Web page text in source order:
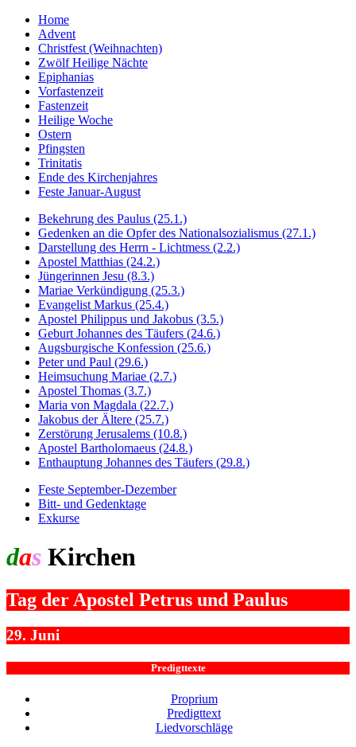
Home
Advent
Christfest (Weihnachten)
Zwölf Heilige Nächte
Epiphanias
Vorfastenzeit
Fastenzeit
Heilige Woche
Ostern
Pfingsten
Trinitatis
Ende des Kirchenjahres
Feste Januar-August
Bekehrung des Paulus (25.1.)
Gedenken an die Opfer des Nationalsozialismus (27.1.)
Darstellung des Herrn - Lichtmess (2.2.)
Apostel Matthias (24.2.)
Jüngerinnen Jesu (8.3.)
Mariae Verkündigung (25.3.)
Evangelist Markus (25.4.)
Apostel Philippus und Jakobus (3.5.)
Geburt Johannes des Täufers (24.6.)
Augsburgische Konfession (25.6.)
Peter und Paul (29.6.)
Heimsuchung Mariae (2.7.)
Apostel Thomas (3.7.)
Maria von Magdala (22.7.)
Jakobus der Ältere (25.7.)
Zerstörung Jerusalems (10.8.)
Apostel Bartholomaeus (24.8.)
Enthauptung Johannes des Täufers (29.8.)
Feste September-Dezember
Bitt- und Gedenktage
Exkurse
das Kirchen
Tag der Apostel Petrus und Paulus
29. Juni
Predigttexte
Proprium
Predigttext
Liedvorschläge